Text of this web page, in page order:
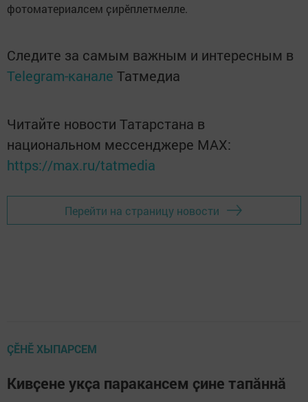
фотоматериалсем ҫирӗплетмелле.
Следите за самым важным и интересным в
Telegram-канале Татмедиа
Читайте новости Татарстана в
национальном мессенджере MАХ:
https://max.ru/tatmedia
Перейти на страницу новости
ÇӖНӖ ХЫПАРСЕМ
Кивҫене укҫа паракансем ҫине тапӑннӑ